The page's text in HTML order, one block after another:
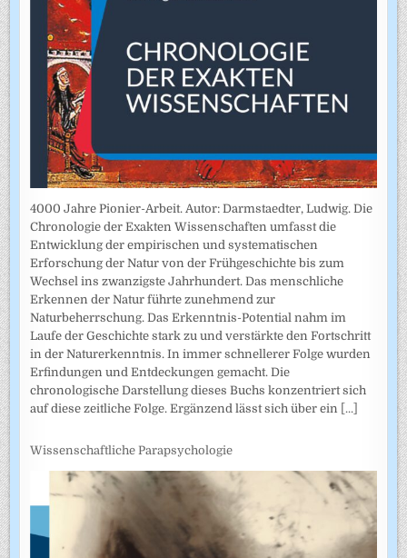
4000 Jahre Pionier-Arbeit. Autor: Darmstaedter, Ludwig. Die
Chronologie der Exakten Wissenschaften umfasst die
Entwicklung der empirischen und systematischen
Erforschung der Natur von der Frühgeschichte bis zum
Wechsel ins zwanzigste Jahrhundert. Das menschliche
Erkennen der Natur führte zunehmend zur
Naturbeherrschung. Das Erkenntnis-Potential nahm im
Laufe der Geschichte stark zu und verstärkte den Fortschritt
in der Naturerkenntnis. In immer schnellerer Folge wurden
Erfindungen und Entdeckungen gemacht. Die
chronologische Darstellung dieses Buchs konzentriert sich
auf diese zeitliche Folge. Ergänzend lässt sich über ein [...]
Wissenschaftliche Parapsychologie